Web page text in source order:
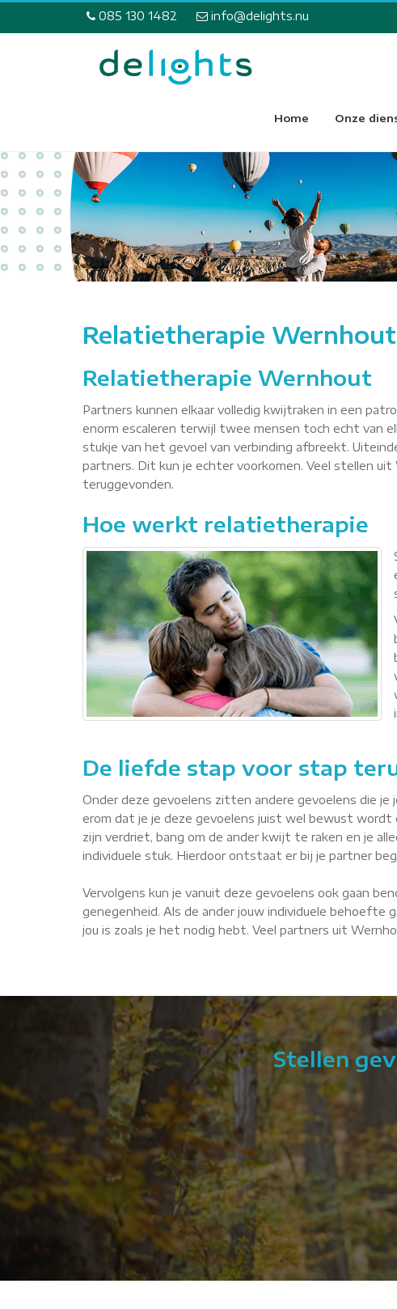
085 130 1482 info@delights.nu
Home Onze
Relatietherapie Wernhout
Relatietherapie Wernhout
Partners kunnen elkaar volledig kwijtraken in een
enorm escaleren terwijl twee mensen toch echt van
stukje van het gevoel van verbinding afbreekt.
partners. Dit kun je echter voorkomen. Veel stellen
teruggevonden.
Hoe werkt relatietherapie
De liefde stap voor stap
Onder deze gevoelens zitten andere gevoelens die
erom dat je je deze gevoelens juist wel bewust
zijn verdriet, bang om de ander kwijt te raken en je
individuele stuk. Hierdoor ontstaat er bij je partner
Vervolgens kun je vanuit deze gevoelens ook gaan
genegenheid. Als de ander jouw individuele behoefte
jou is zoals je het nodig hebt. Veel partners uit
Stellen